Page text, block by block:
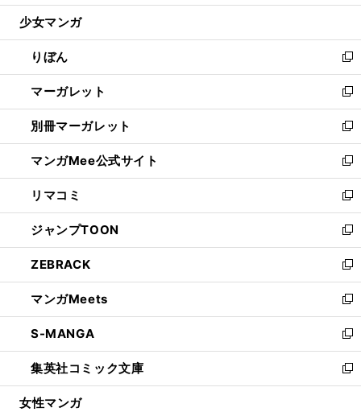
開
ウ
開
く
ン
ウ
で
開
く
ウ
ン
ド
ウ
で
開
く
し
ウ
ィ
ン
ド
ウ
で
開
く
少女マンガ
りぼん
新
し
い
ウ
ィ
ン
ド
ウ
で
開
く
マーガレット
新
し
い
ウ
ィ
ン
ド
ウ
で
開
く
別冊マーガレット
新
し
い
ウ
ィ
ン
ド
ウ
で
開
く
マンガMee公式サイト
新
し
い
ウ
ィ
ン
ド
ウ
で
開
く
リマコミ
新
し
い
ウ
ィ
ン
ド
ウ
で
開
く
ジャンプTOON
新
し
い
ウ
ィ
ン
ド
ウ
で
開
ZEBRACK
新
し
い
ウ
ィ
ン
ド
ウ
マンガMeets
新
し
い
ウ
ィ
ン
S-MANGA
新
し
い
ウ
集英社コミック文庫
新
し
女性マンガ